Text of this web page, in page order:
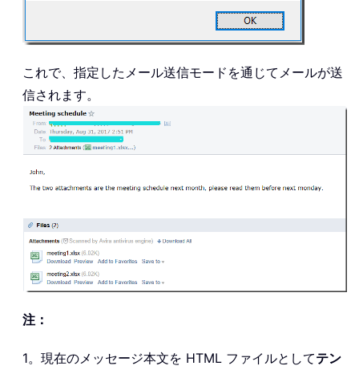
これで、指定したメール送信モードを通じてメールが送
信されます。
注：
1。現在のメッセージ本文を HTML ファイルとしてテン